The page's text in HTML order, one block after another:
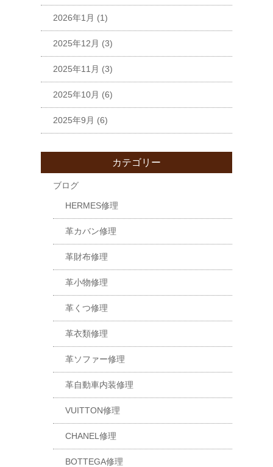
2026年1月 (1)
2025年12月 (3)
2025年11月 (3)
2025年10月 (6)
2025年9月 (6)
カテゴリー
ブログ
HERMES修理
革カバン修理
革財布修理
革小物修理
革くつ修理
革衣類修理
革ソファー修理
革自動車内装修理
VUITTON修理
CHANEL修理
BOTTEGA修理